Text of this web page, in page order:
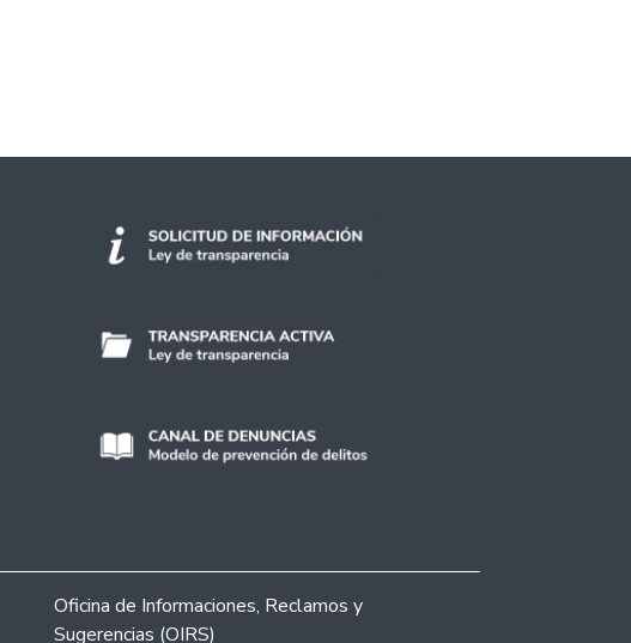
Oficina de Informaciones, Reclamos y
Sugerencias (OIRS)